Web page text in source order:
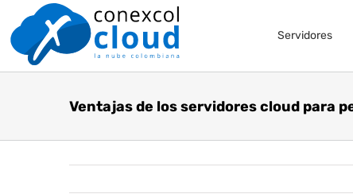
to
content
Servidores
Ventajas de los servidores cloud para